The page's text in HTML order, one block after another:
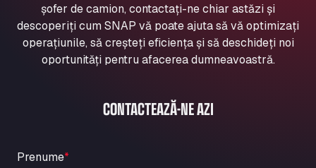
Aqua Ariva GmbH
Marie-Curie-Straße 24, 68219
Aral Autohof Bockel
An der Autobahn 1, 27404
Oppelner Str. 1, 31167
ARAL Autohof Merklingen
ARAL Autohof Preis
șofer de camion, contactați-ne chiar astăzi și
descoperiți cum SNAP vă poate ajuta să vă optimizați
operațiunile, să creșteți eficiența și să deschideți noi
oportunități pentru afacerea dumneavoastră.
CONTACTEAZĂ-NE AZI
Prenume*